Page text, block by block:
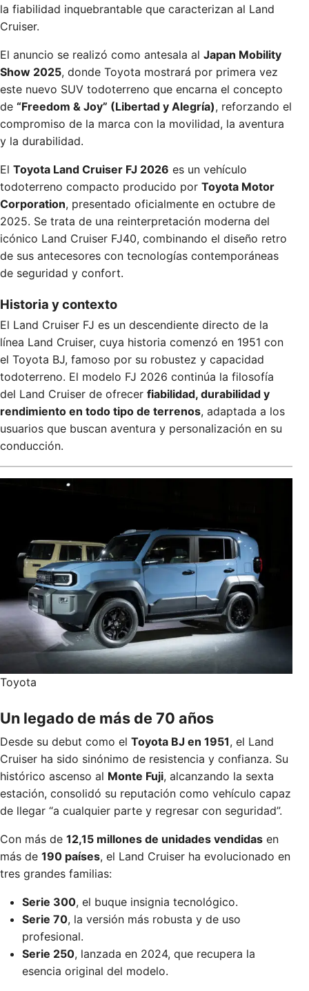
la fiabilidad inquebrantable que caracterizan al Land
Cruiser.
El anuncio se realizó como antesala al Japan Mobility
Show 2025, donde Toyota mostrará por primera vez
este nuevo SUV todoterreno que encarna el concepto
de “Freedom & Joy” (Libertad y Alegría), reforzando el
compromiso de la marca con la movilidad, la aventura
y la durabilidad.
El Toyota Land Cruiser FJ 2026 es un vehículo
todoterreno compacto producido por Toyota Motor
Corporation, presentado oficialmente en octubre de
2025. Se trata de una reinterpretación moderna del
icónico Land Cruiser FJ40, combinando el diseño retro
de sus antecesores con tecnologías contemporáneas
de seguridad y confort.
Historia y contexto
El Land Cruiser FJ es un descendiente directo de la
línea Land Cruiser, cuya historia comenzó en 1951 con
el Toyota BJ, famoso por su robustez y capacidad
todoterreno. El modelo FJ 2026 continúa la filosofía
del Land Cruiser de ofrecer fiabilidad, durabilidad y
rendimiento en todo tipo de terrenos, adaptada a los
usuarios que buscan aventura y personalización en su
conducción.
Toyota
Un legado de más de 70 años
Desde su debut como el Toyota BJ en 1951, el Land
Cruiser ha sido sinónimo de resistencia y confianza. Su
histórico ascenso al Monte Fuji, alcanzando la sexta
estación, consolidó su reputación como vehículo capaz
de llegar “a cualquier parte y regresar con seguridad”.
Con más de 12,15 millones de unidades vendidas en
más de 190 países, el Land Cruiser ha evolucionado en
tres grandes familias:
Serie 300, el buque insignia tecnológico.
Serie 70, la versión más robusta y de uso
profesional.
Serie 250, lanzada en 2024, que recupera la
esencia original del modelo.